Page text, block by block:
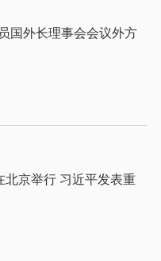
国外长理事会会议外方
北京举行 习近平发表重